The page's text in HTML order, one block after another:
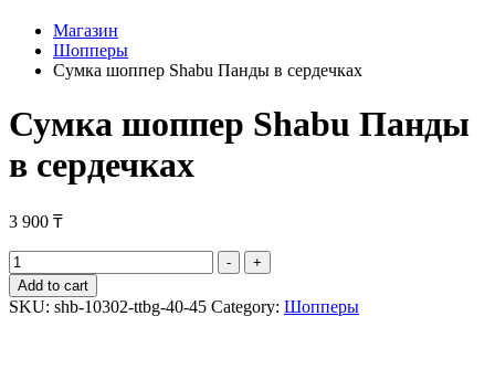
Магазин
Шопперы
Сумка шоппер Shabu Панды в сердечках
Сумка шоппер Shabu Панды
в сердечках
3 900 ₸
Сумка
шоппер
Shabu
Панды
-
+
Add to cart
SKU: shb-10302-ttbg-40-45 Category: Шопперы